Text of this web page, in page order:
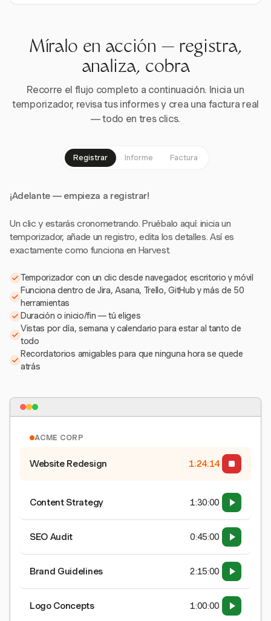
Míralo en acción — registra,
analiza, cobra
Recorre el flujo completo a continuación. Inicia un
temporizador, revisa tus informes y crea una factura real
— todo en tres clics.
Registrar Informe Factura
¡Adelante — empieza a registrar!
Un clic y estarás cronometrando. Pruébalo aquí: inicia un
temporizador, añade un registro, edita los detalles. Así es
exactamente como funciona en Harvest.
Temporizador con un clic desde navegador, escritorio y móvil
Funciona dentro de Jira, Asana, Trello, GitHub y más de 50
herramientas
Duración o inicio/fin — tú eliges
Vistas por día, semana y calendario para estar al tanto de
todo
Recordatorios amigables para que ninguna hora se quede
atrás
ACME CORP
Website Redesign 1:24:15
Content Strategy 1:30:00
SEO Audit 0:45:00
Brand Guidelines 2:15:00
Logo Concepts 1:00:00